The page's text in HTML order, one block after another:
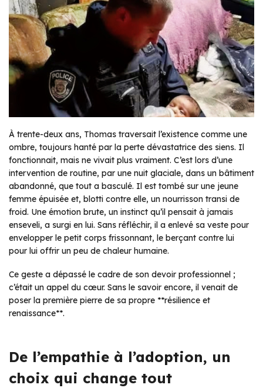
À trente-deux ans, Thomas traversait l’existence comme une
ombre, toujours hanté par la perte dévastatrice des siens. Il
fonctionnait, mais ne vivait plus vraiment. C’est lors d’une
intervention de routine, par une nuit glaciale, dans un bâtiment
abandonné, que tout a basculé. Il est tombé sur une jeune
femme épuisée et, blotti contre elle, un nourrisson transi de
froid. Une émotion brute, un instinct qu’il pensait à jamais
enseveli, a surgi en lui. Sans réfléchir, il a enlevé sa veste pour
envelopper le petit corps frissonnant, le berçant contre lui
pour lui offrir un peu de chaleur humaine.
Ce geste a dépassé le cadre de son devoir professionnel ;
c’était un appel du cœur. Sans le savoir encore, il venait de
poser la première pierre de sa propre **résilience et
renaissance**.
De l’empathie à l’adoption, un
choix qui change tout